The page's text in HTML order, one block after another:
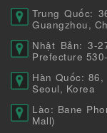
Trung Quốc:
Guangzhou,
Nhật Bản: 3-
Prefecture
Hàn Quốc:
Seoul, Korea
Lào: Bane
Mall)